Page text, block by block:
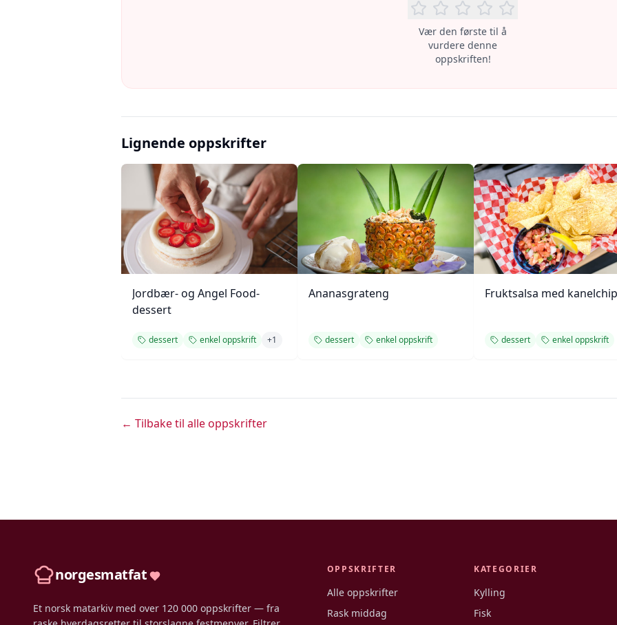
Vær den første til å
vurdere denne
oppskriften!
Lignende oppskrifter
Jordbær- og Angel Food-
dessert
dessert enkel oppskrift +1
Ananasgrateng
dessert enkel oppskrift
Fruktsalsa med
dessert enkel oppskrift
← Tilbake til alle oppskrifter
norgesmatfat
Et norsk matarkiv med over 120 000 oppskrifter — fra
OPPSKRIFTER
Alle oppskrifter
Rask middag
KATEGORIER
Kylling
Fisk